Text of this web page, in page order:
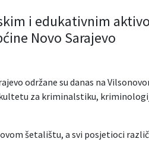
i edukativnim
Novo Sarajevo
održane su danas na
za kriminalstiku,
šetalištu, a svi posjetioci